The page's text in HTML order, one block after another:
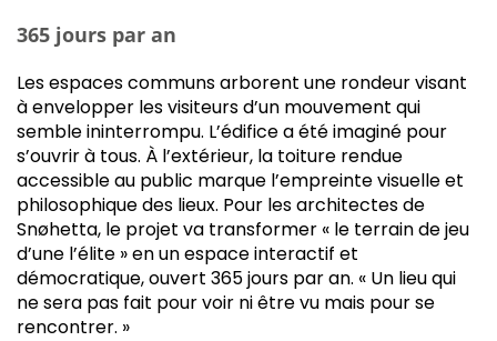
365 jours par an
Les espaces communs arborent une rondeur visant
à envelopper les visiteurs d’un mouvement qui
semble ininterrompu. L’édifice a été imaginé pour
s’ouvrir à tous. À l’extérieur, la toiture rendue
accessible au public marque l’empreinte visuelle et
philosophique des lieux. Pour les architectes de
Snøhetta, le projet va transformer « le terrain de jeu
d’une l’élite » en un espace interactif et
démocratique, ouvert 365 jours par an. « Un lieu qui
ne sera pas fait pour voir ni être vu mais pour se
rencontrer. »